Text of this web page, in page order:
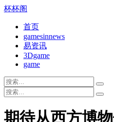
杯杯阁
首页
gamesinnews
易资讯
3Dgame
game
期待从西方博